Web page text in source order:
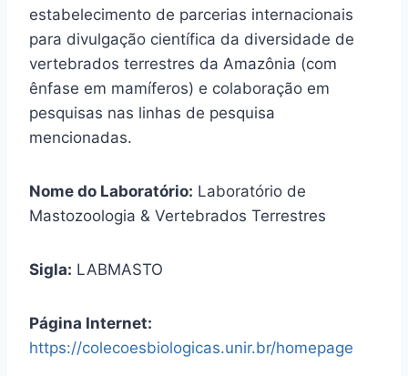
estabelecimento de parcerias internacionais
para divulgação científica da diversidade de
vertebrados terrestres da Amazônia (com
ênfase em mamíferos) e colaboração em
pesquisas nas linhas de pesquisa
mencionadas.
Nome do Laboratório: Laboratório de
Mastozoologia & Vertebrados Terrestres
Sigla: LABMASTO
Página Internet:
https://colecoesbiologicas.unir.br/homepage